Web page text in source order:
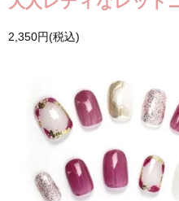
2,350円(税込)